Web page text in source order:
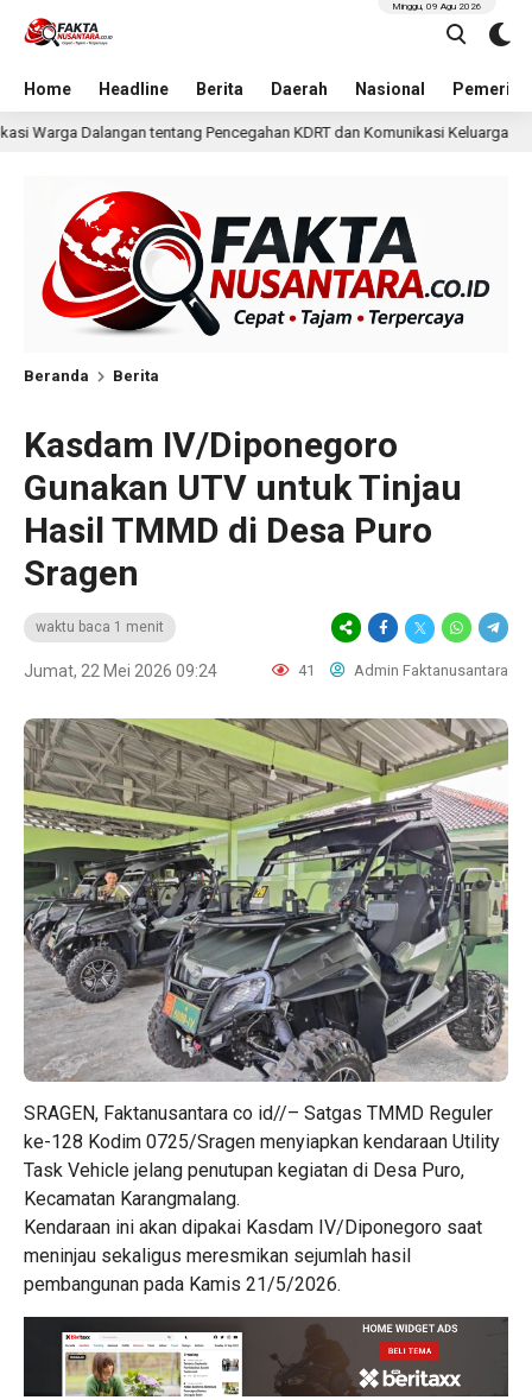
Home Headline Berita Daerah Nasional
Minggu, 09 Agu 2026
KDRT dan Komunikasi Keluarga 1 hari lalu KKN Undip
Beranda Berita
Kasdam IV/Diponegoro
Gunakan UTV untuk Tinjau
Hasil TMMD di Desa Puro
Sragen
waktu baca 1 menit
Jumat, 22 Mei 2026 09:24 41 Admin Faktanusantara
SRAGEN, Faktanusantara co id//– Satgas TMMD Reguler
ke-128 Kodim 0725/Sragen menyiapkan kendaraan Utility
Task Vehicle jelang penutupan kegiatan di Desa Puro,
Kecamatan Karangmalang.
Kendaraan ini akan dipakai Kasdam IV/Diponegoro saat
meninjau sekaligus meresmikan sejumlah hasil
pembangunan pada Kamis 21/5/2026.